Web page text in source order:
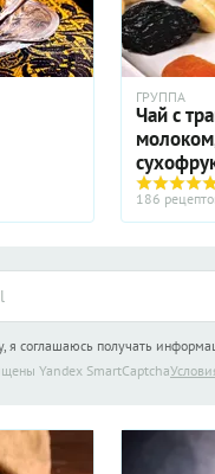
ГРУППА
Чай с
186
я соглашаюсь получать
Yandex SmartCaptcha